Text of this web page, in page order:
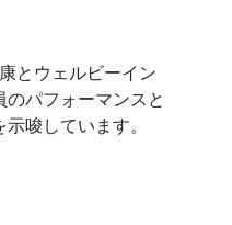
とウェルビーイン
パフォーマンスと
唆しています。